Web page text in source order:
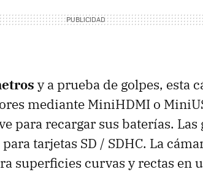
y a prueba de golpes, esta
mediante MiniHDMI o
para recargar sus baterías. Las
tarjetas SD / SDHC. La
superficies curvas y rectas en